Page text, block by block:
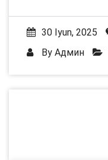
30 Iyun, 2025
By Админ